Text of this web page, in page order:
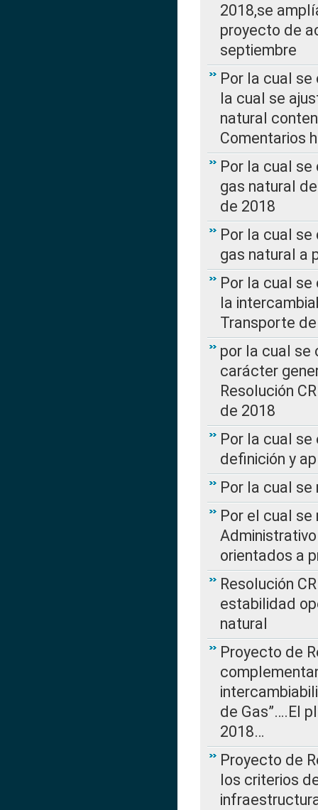
2018,se
proyecto de
septiembre
Por la cual se
la cual se
natural
Comentarios
Por la cual
gas natural
de 2018
Por la cual
gas natural a
Por la cual
la
Transporte
por la cual se
carácter
Resolución
de 2018
Por la cual
definición y
Por la cual
Por el cual
orientados a
Resolución
estabilidad
natural
Proyecto de
de Gas”….El
2018…
Proyecto de
los criterios